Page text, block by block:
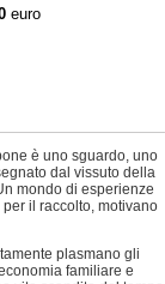
euro
è uno sguardo, uno
dal vissuto della
mondo di esperienze
il raccolto, motivano
plasmano gli
familiare e